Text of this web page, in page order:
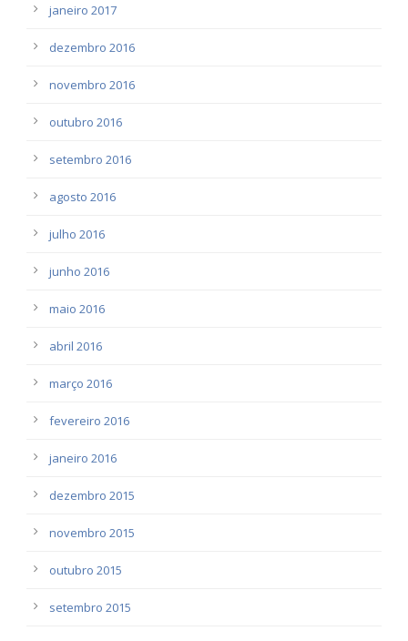
janeiro 2017
dezembro 2016
novembro 2016
outubro 2016
setembro 2016
agosto 2016
julho 2016
junho 2016
maio 2016
abril 2016
março 2016
fevereiro 2016
janeiro 2016
dezembro 2015
novembro 2015
outubro 2015
setembro 2015